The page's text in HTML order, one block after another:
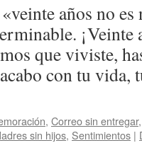
años no
¡Veinte
que viviste,
con tu
, Correo sin entregar
sin hijos, Sentimientos |